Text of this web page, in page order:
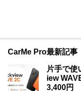
CarMe Pro最新記事
片手で
iew
3,400円